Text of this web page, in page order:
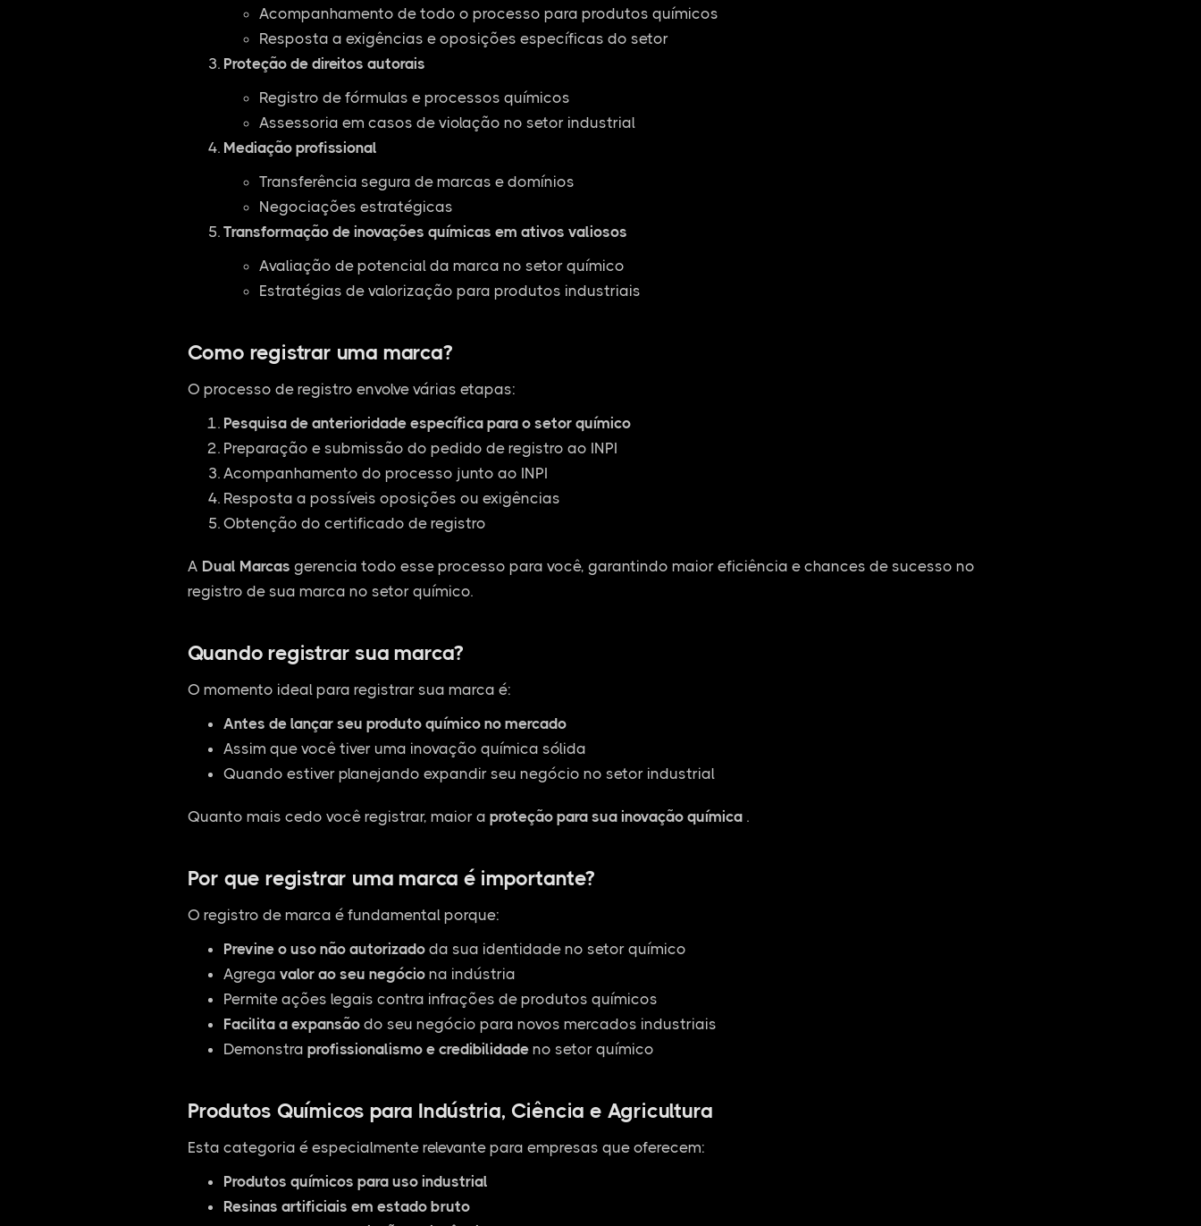
Acompanhamento de todo o processo para produtos químicos
Resposta a exigências e oposições específicas do setor
Proteção de direitos autorais
Registro de fórmulas e processos químicos
Assessoria em casos de violação no setor industrial
Mediação profissional
Transferência segura de marcas e domínios
Negociações estratégicas
Transformação de inovações químicas em ativos valiosos
Avaliação de potencial da marca no setor químico
Estratégias de valorização para produtos industriais
Como registrar uma marca?
O processo de registro envolve várias etapas:
Pesquisa de anterioridade específica para o setor químico
Preparação e submissão do pedido de registro ao INPI
Acompanhamento do processo junto ao INPI
Resposta a possíveis oposições ou exigências
Obtenção do certificado de registro
A Dual Marcas gerencia todo esse processo para você, garantindo maior eficiência e chances de sucesso no
registro de sua marca no setor químico.
Quando registrar sua marca?
O momento ideal para registrar sua marca é:
Antes de lançar seu produto químico no mercado
Assim que você tiver uma inovação química sólida
Quando estiver planejando expandir seu negócio no setor industrial
Quanto mais cedo você registrar, maior a proteção para sua inovação química.
Por que registrar uma marca é importante?
O registro de marca é fundamental porque:
Previne o uso não autorizadoda sua identidade no setor químico
Agrega valor ao seu negóciona indústria
Permite ações legais contra infrações de produtos químicos
Facilita a expansãodo seu negócio para novos mercados industriais
Demonstra profissionalismo e credibilidadeno setor químico
Produtos Químicos para Indústria, Ciência e Agricultura
Esta categoria é especialmente relevante para empresas que oferecem:
Produtos químicos para uso industrial
Resinas artificiais em estado bruto